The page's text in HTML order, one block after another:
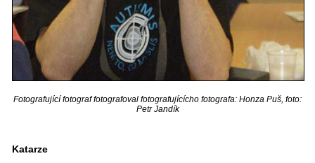
Fotografující fotograf fotografoval fotografujícícho fotografa: Honza Puš, foto:
Petr Jandík
Katarze